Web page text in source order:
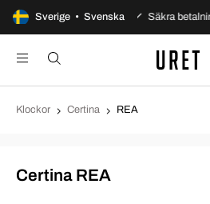
Sverige • Svenska
öppet köp Säkra betalningar
Klockor Certina REA
Certina REA